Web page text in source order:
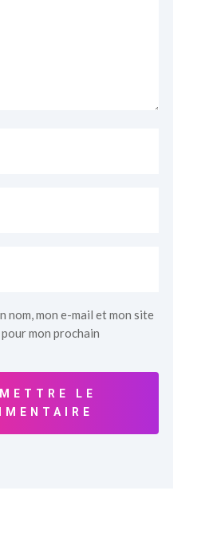
nom, mon e-mail et mon site
mon prochain
LE